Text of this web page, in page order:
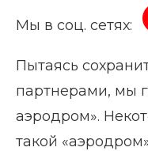
Мы в соц. сетях:
Пытаясь
партнерами, мы
аэродром».
такой